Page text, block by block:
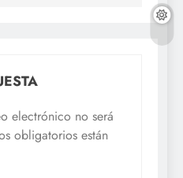
electrónico no será
obligatorios están